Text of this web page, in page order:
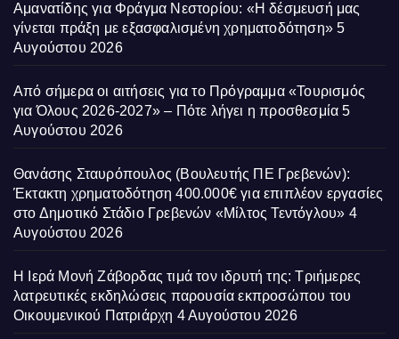
Αμανατίδης για Φράγμα Νεστορίου: «Η δέσμευσή μας
γίνεται πράξη με εξασφαλισμένη χρηματοδότηση» 5
Αυγούστου 2026
Από σήμερα οι αιτήσεις για το Πρόγραμμα «Τουρισμός
για Όλους 2026-2027» – Πότε λήγει η προσθεσμία 5
Αυγούστου 2026
Θανάσης Σταυρόπουλος (Βουλευτής ΠΕ Γρεβενών):
Έκτακτη χρηματοδότηση 400.000€ για επιπλέον εργασίες
στο Δημοτικό Στάδιο Γρεβενών «Μίλτος Τεντόγλου» 4
Αυγούστου 2026
Η Ιερά Μονή Ζάβορδας τιμά τον ιδρυτή της: Τριήμερες
λατρευτικές εκδηλώσεις παρουσία εκπροσώπου του
Οικουμενικού Πατριάρχη 4 Αυγούστου 2026